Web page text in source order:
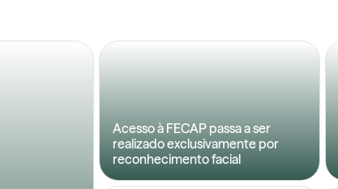
Acesso à FECAP passa a ser
realizado exclusivamente por
reconhecimento facial